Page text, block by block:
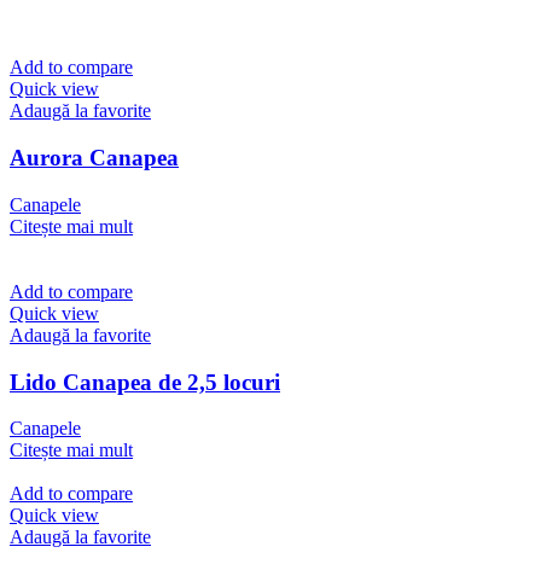
Add to compare
Quick view
Adaugă la favorite
Aurora Canapea
Canapele
Citește mai mult
Add to compare
Quick view
Adaugă la favorite
Lido Canapea de 2,5 locuri
Canapele
Citește mai mult
Add to compare
Quick view
Adaugă la favorite